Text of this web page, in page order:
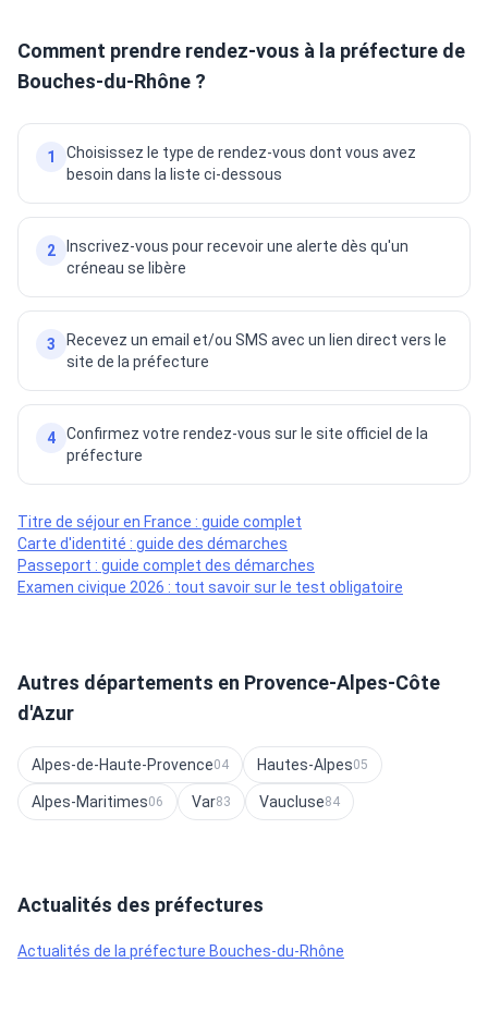
Comment prendre rendez-vous à la préfecture de
Bouches-du-Rhône ?
1
Choisissez le type de rendez-vous dont vous avez
besoin dans la liste ci-dessous
2
Inscrivez-vous pour recevoir une alerte dès qu'un
créneau se libère
3
Recevez un email et/ou SMS avec un lien direct vers le
site de la préfecture
4
Confirmez votre rendez-vous sur le site officiel de la
préfecture
Titre de séjour en France : guide complet
Carte d'identité : guide des démarches
Passeport : guide complet des démarches
Examen civique 2026 : tout savoir sur le test obligatoire
Autres départements en Provence-Alpes-Côte
d'Azur
Alpes-de-Haute-Provence04 Hautes-Alpes05
Alpes-Maritimes06 Var83 Vaucluse84
Actualités des préfectures
Actualités de la préfecture Bouches-du-Rhône